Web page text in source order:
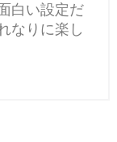
白い設定だ
なりに楽し